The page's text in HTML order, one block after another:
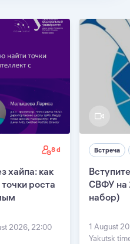
8 d
хайпа: как
роста
2026, 22:00
Встреча
СВФУ на
набор)
1 August
Yakutsk